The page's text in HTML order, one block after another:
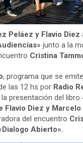
Peláez y Flavio Diez
junto a la
Cristina
, programa que se
las 12 hs por Radio
presentación del libro
Flavio Diez y
del encuentro
Abierto».